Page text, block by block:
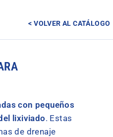
< VOLVER AL CATÁLOGO
con pequeños
lixiviado. Estas
de drenaje